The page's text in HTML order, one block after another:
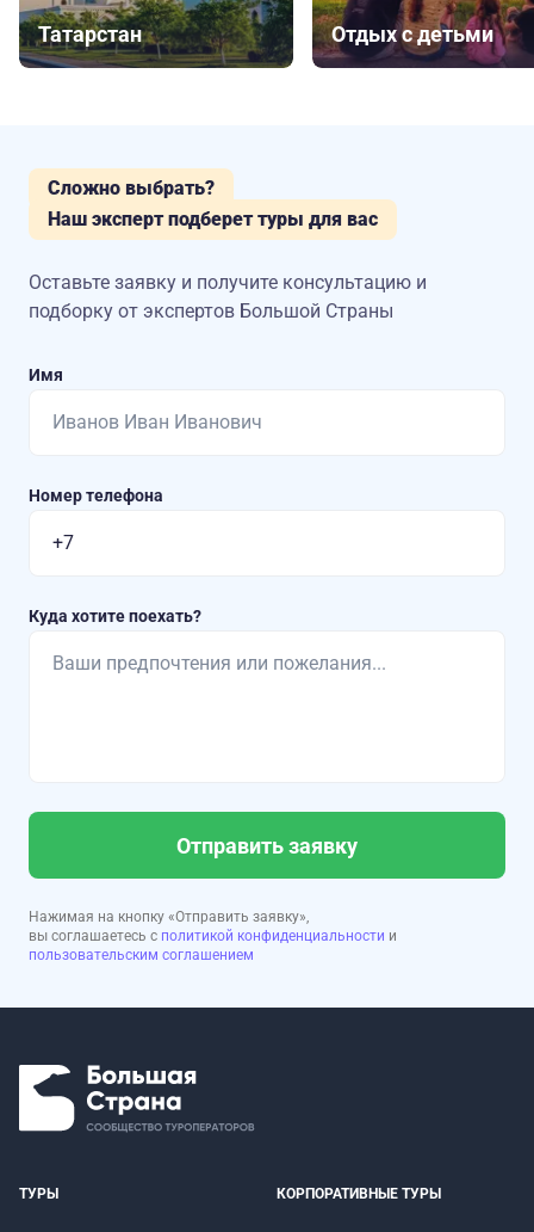
Татарстан Отдых с детьми
Сложно выбрать?
Наш эксперт подберет туры для вас
Оставьте заявку и получите консультацию и
подборку от экспертов Большой Страны
Имя
Номер телефона
Куда хотите поехать?
Отправить заявку
Нажимая на кнопку «Отправить заявку»,
вы соглашаетесь с политикой конфиденциальности и
пользовательским соглашением
ТУРЫ КОРПОРАТИВНЫЕ ТУРЫ